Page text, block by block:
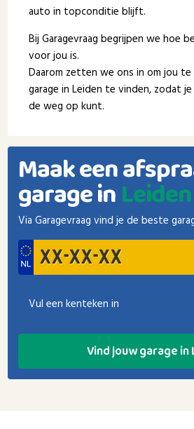
auto in topconditie blijft.
Bij Garagevraag begrijpen we hoe
voor jou is.
Daarom zetten we ons in om jou
garage in Leiden te vinden, zodat
de weg op kunt.
Maak een
garage inLeiden
Via Garagevraag vind je de beste
Vul een kenteken in
Vind jouw garage in